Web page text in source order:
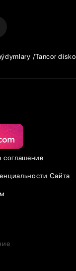
Tancor disko
соглашение
Сайта